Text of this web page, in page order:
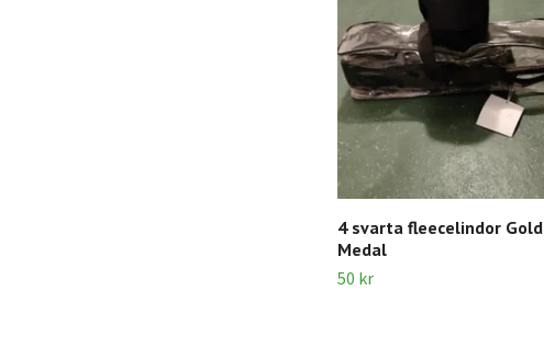
4 svarta fleecelindor Gold
Medal
50 kr